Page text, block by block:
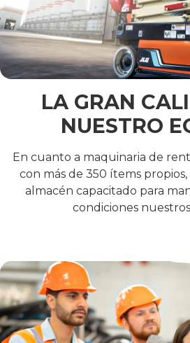
LA GRAN
NUESTRO
En cuanto a maquinaria de
con más de 350 ítems
almacén capacitado para
condiciones